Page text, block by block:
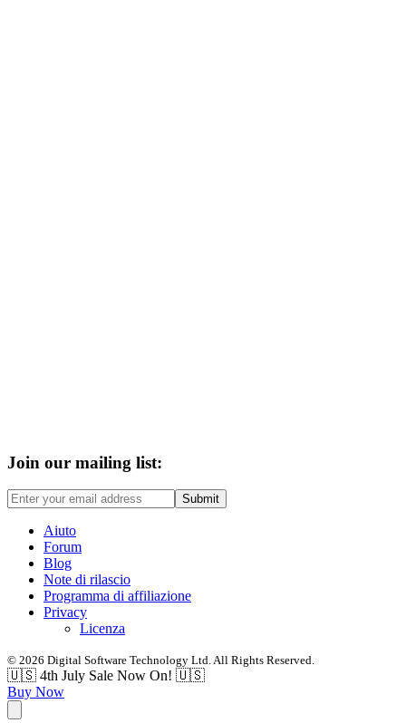
Join our mailing list:
Submit
Aiuto
Forum
Blog
Note di rilascio
Programma di affiliazione
Privacy
Licenza
© 2026 Digital Software Technology Ltd. All Rights Reserved.
🇺🇸 4th July Sale Now On! 🇺🇸
Buy Now